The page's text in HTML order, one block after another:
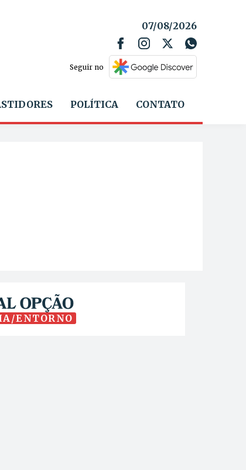
07/08/2026
Seguir no
POLÍTICA CONTATO
ENTORNO